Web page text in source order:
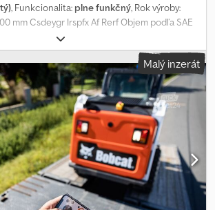
, Funkcionalita: plne funkčný, Rok výroby:
mm Csdeygr Irspfx Af Rerf Objem podľa SAE
kg Rovná rezacia hrana Originálne číslo dielu
uchytenie (systém Weidemann) Dobrý stav
Malý inzerát